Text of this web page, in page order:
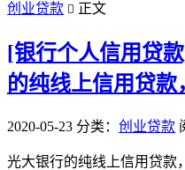
创业贷款  正文
[银行个人信用贷
的纯线上信用贷款
2020-05-23 分类： 创业贷款
光大银行的纯线上信用贷款